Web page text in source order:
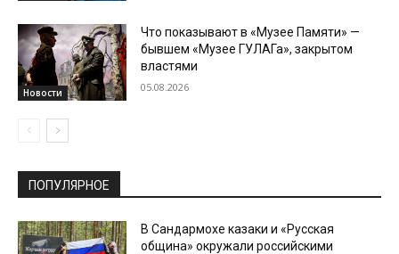
Новости
Что показывают в «Музее Памяти» —
бывшем «Музее ГУЛАГа», закрытом
властями
05.08.2026
ПОПУЛЯРНОЕ
В Сандармохе казаки и «Русская
община» окружали российскими